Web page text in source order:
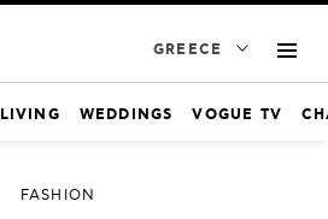
GREECE
LIVING WEDDINGS VOGUE TV
FASHION